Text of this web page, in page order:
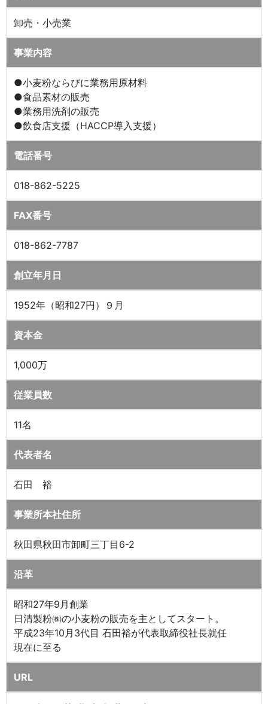
卸売・小売業
事業内容
●小麦粉ならびに業務用原材料
●食品素材の販売
●業務用洗剤の販売
●飲食店支援（HACCP導入支援）
電話番号
018-862-5225
FAX番号
018-862-7787
創立年月日
1952年（昭和27円）９月
資本金
1,000万
従業員数
11名
代表者名
石田 裕
事業所本社住所
秋田県秋田市卸町三丁目6-2
沿革
昭和27年9月創業
日清製粉㈱の小麦粉の販売を主としてスタート。
平成23年10月3代目 石田裕が代表取締役社長就任
現在に至る
URL